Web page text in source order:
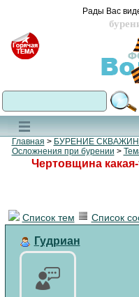
Рады Вас
Главная > БУРЕНИЕ
Осложнения при бурении >
Чертовщина
Список тем Список
Гудриан